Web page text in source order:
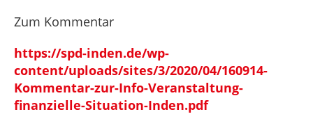
Zum Kommentar
https://spd-inden.de/wp-
content/uploads/sites/3/2020/04/160914-
Kommentar-zur-Info-Veranstaltung-
finanzielle-Situation-Inden.pdf